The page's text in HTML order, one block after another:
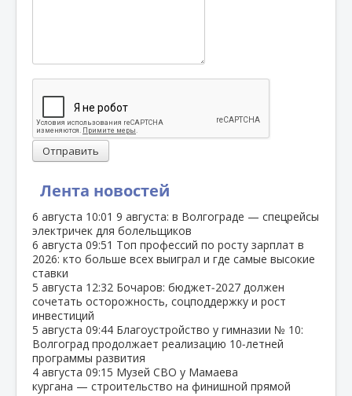
Лента новостей
6 августа 10:01 9 августа: в Волгограде — спецрейсы
электричек для болельщиков
6 августа 09:51 Топ профессий по росту зарплат в
2026: кто больше всех выиграл и где самые высокие
ставки
5 августа 12:32 Бочаров: бюджет‑2027 должен
сочетать осторожность, соцподдержку и рост
инвестиций
5 августа 09:44 Благоустройство у гимназии № 10:
Волгоград продолжает реализацию 10‑летней
программы развития
4 августа 09:15 Музей СВО у Мамаева
кургана — строительство на финишной прямой
Отправить